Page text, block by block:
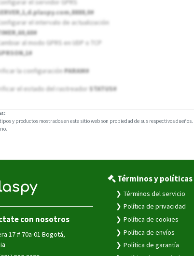
Configurar el servidor GPRS
Configurar el intervalo de actualización
Cambiar al modo GPRS en UDP o TCP
la configuraciónPARAM#
el estado del rastreador STATUS#
y productos mostrados en este sitio web son propiedad de sus respectivos
con nosotros
17 # 70a-01 Bogotá,
Términos y políticas
Términos del servicio
Política de privacidad
Política de cookies
Política de envíos
Política de garantía